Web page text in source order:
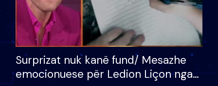
Surprizat nuk kanë fund/ Mesazhe
emocionuese për Ledion Liçon nga